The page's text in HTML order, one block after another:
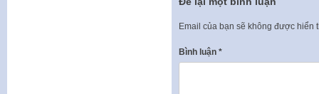
Email của bạn sẽ không được hiển
Bình luận *